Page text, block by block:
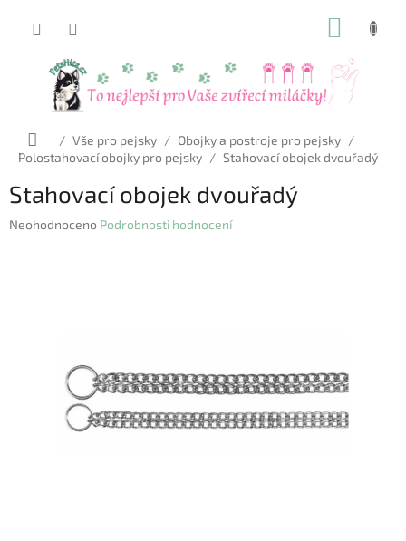
Domů
/ Vše pro pejsky / Obojky a postroje pro pejsky /
Polostahovací obojky pro pejsky / Stahovací obojek dvouřadý
Stahovací obojek dvouřadý
Průměrné
Neohodnoceno Podrobnosti hodnocení